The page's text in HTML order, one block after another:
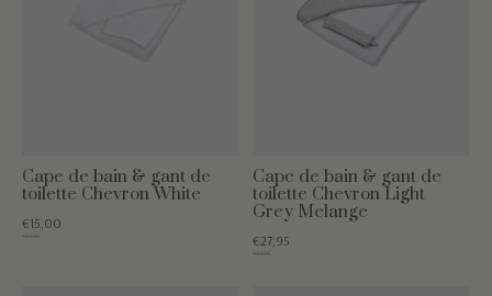
Cape de bain & gant de
toilette Chevron White
€15,00
€34,95
Cape de bain & gant de
toilette Chevron Light
Grey Melange
€27,95
€34,95